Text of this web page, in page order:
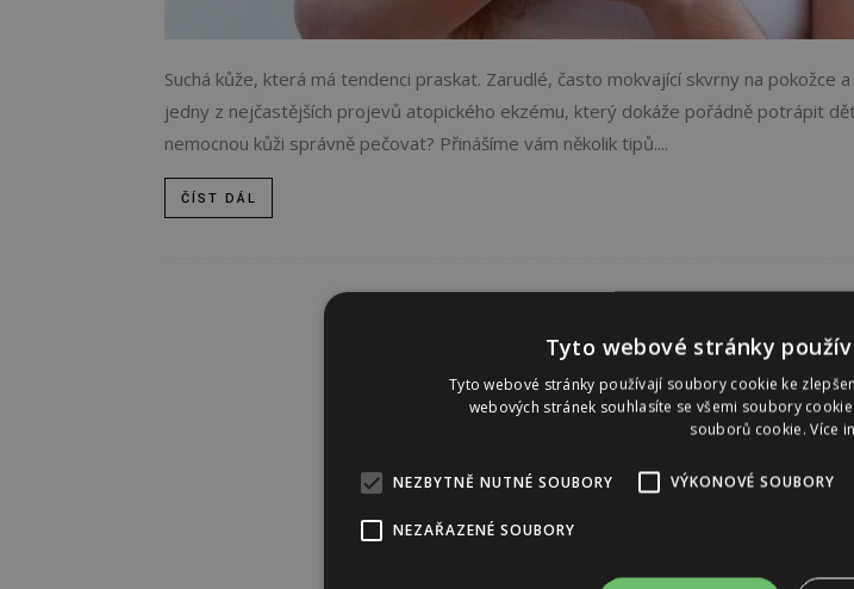
Suchá kůže, která má tendenci praskat. Zarudlé, často mokvající skvrny na pokožce
jedny z nejčastějších projevů atopického ekzému, který dokáže pořádně potrápit
nemocnou kůži správně pečovat? Přinášíme vám několik tipů....
ČÍST DÁL
Tyto webové stránky
Tyto webové stránky používají soubory cookie ke
webových stránek souhlasíte se všemi soubory
souborů cookie.Více
NEZBYTNĚ NUTNÉ SOUBORY VÝKONOVÉ SOUBORY
NEZAŘAZENÉ SOUBORY